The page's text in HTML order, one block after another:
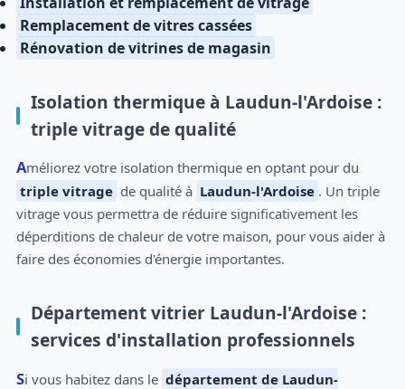
Remplacement de vitres cassées
Rénovation de vitrines de magasin
Isolation thermique à Laudun-l'Ardoise :
triple vitrage de qualité
Améliorez votre isolation thermique en optant pour du
triple vitrage de qualité à Laudun-l'Ardoise . Un triple
vitrage vous permettra de réduire significativement les
déperditions de chaleur de votre maison, pour vous aider à
faire des économies d'énergie importantes.
Département vitrier Laudun-l'Ardoise :
services d'installation professionnels
Si vous habitez dans le département de Laudun-